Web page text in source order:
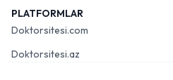
PLATFORMLAR
Doktorsitesi.com
Doktorsitesi.az